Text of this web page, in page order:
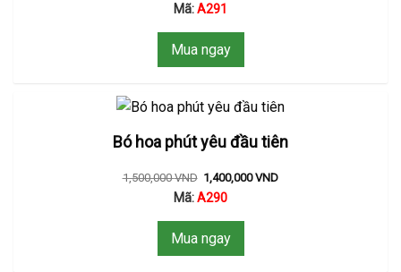
Mã:A291
Mua ngay
Bó hoa phút yêu đầu tiên
1,500,000VND 1,400,000VND
Mã:A290
Mua ngay